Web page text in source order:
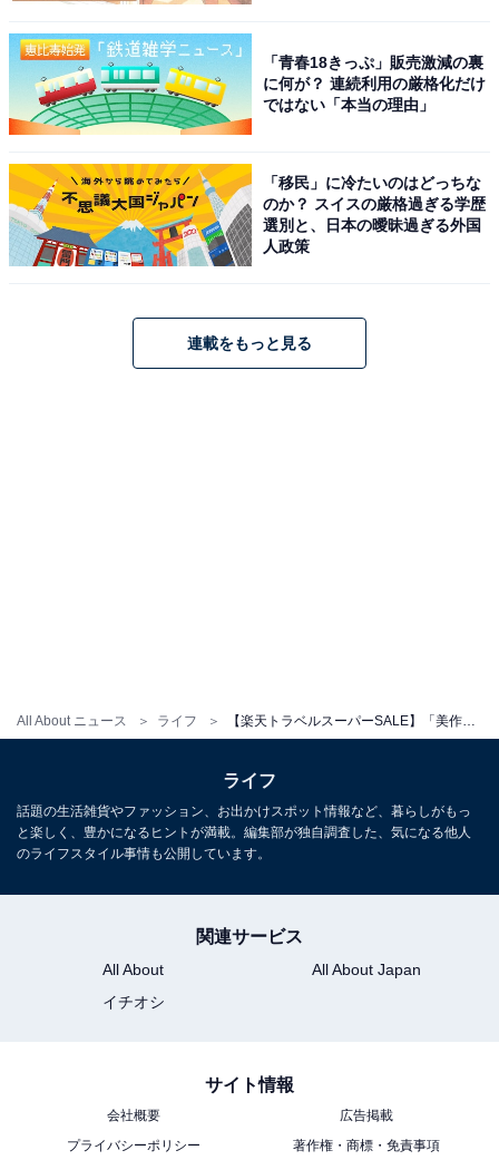
All About ニュース ライフ
こちらもおすすめ
【楽天トラベル×スーパーDEAL】「信州松本 美
ヶ原温泉 翔峰」が実質30％引き！ 松本の街と
山々を望む絶景温泉宿【12月4日】
「青春18きっぷ」販売激減の裏
に何が？ 連続利用の厳格化だけ
ではない「本当の理由」
「移民」に冷たいのはどっちな
のか？ スイスの厳格過ぎる学歴
選別と、日本の曖昧過ぎる外国
人政策
連載をもっと見る
ライフ
話題の生活雑貨やファッション、お出かけスポット情報など、暮らしがもっ
と楽しく、豊かになるヒントが満載。編集部が独自調査した、気になる他人
のライフスタイル事情も公開しています。
関連サービス
All About
All About Japan
イチオシ
サイト情報
会社概要
広告掲載
プライバシーポリシー
著作権・商標・免責事項